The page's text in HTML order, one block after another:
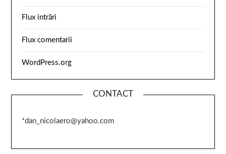
Flux intrări
Flux comentarii
WordPress.org
CONTACT
*dan_nicolaero@yahoo.com